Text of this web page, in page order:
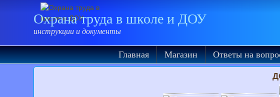
Охрана труда в школе и ДОУ
инструкции и документы
Главная Магазин Ответы на